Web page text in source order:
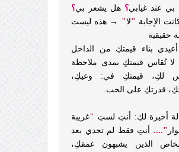
بي عند غيابي؟ هل يشعر بي؟
الإجابة "لا" → هذه ليست
حقيقية
أعيدي بناء قيمتكِ من الداخل
لا تُقاس قيمتكِ بمدى ملاحظة
لكِ، قيمتكِ في: وعيكِ،
قدرتكِ على الحب.
أخيرة لكِ: أنتِ لستِ "غريبة
".... أنتِ فقط لم تجدي بعد
الذين يشبهون عمقكِ،